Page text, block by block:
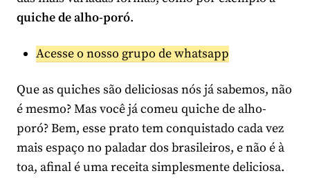
quiche de alho-poró.
Acesse o nosso grupo de whatsapp
Que as quiches são deliciosas nós já sabemos, não
é mesmo? Mas você já comeu quiche de alho-
poró? Bem, esse prato tem conquistado cada vez
mais espaço no paladar dos brasileiros, e não é à
toa, afinal é uma receita simplesmente deliciosa.